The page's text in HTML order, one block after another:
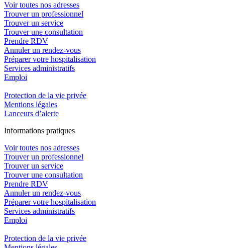
Voir toutes nos adresses
Trouver un professionnel
Trouver un service
Trouver une consultation
Prendre RDV
Annuler un rendez-vous
Préparer votre hospitalisation
Services administratifs
Emploi​
Protection de la vie privée
Mentions légales
Lanceurs d’alerte
Informations pratiques
Voir toutes nos adresses
Trouver un professionnel
Trouver un service
Trouver une consultation
Prendre RDV
Annuler un rendez-vous
Préparer votre hospitalisation
Services administratifs
Emploi​
Protection de la vie privée